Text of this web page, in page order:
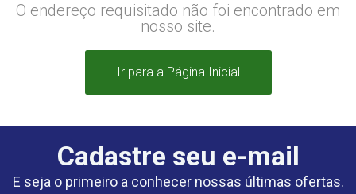
O endereço requisitado não foi encontrado em
nosso site.
Ir para a Página Inicial
Cadastre seu e-mail
E seja o primeiro a conhecer nossas últimas ofertas.